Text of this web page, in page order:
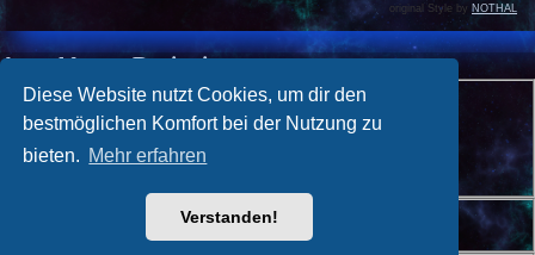
Diese Website nutzt Cookies, um dir den
bestmöglichen Komfort bei der Nutzung zu
bieten. Mehr erfahren
Verstanden!
original Style by NOTHAL
Anmelden•Registrieren
Benutzername:
Meinen Online-Status während dieser Sitzung verbergen